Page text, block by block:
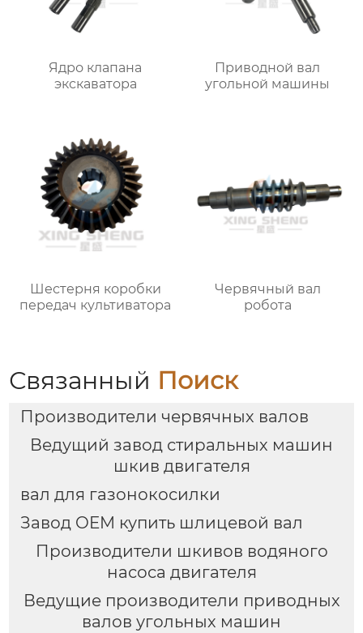
Ядро клапана
экскаватора
Приводной вал
угольной машины
Шестерня коробки
передач культиватора
Червячный вал
робота
Связанный Поиск
Производители червячных валов
Ведущий завод стиральных машин
шкив двигателя
вал для газонокосилки
Завод OEM купить шлицевой вал
Производители шкивов водяного
насоса двигателя
Ведущие производители приводных
валов угольных машин